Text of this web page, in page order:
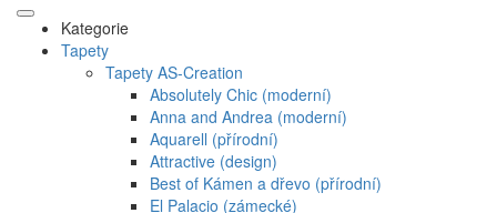
Kategorie
Tapety
Tapety AS-Creation
Absolutely Chic (moderní)
Anna and Andrea (moderní)
Aquarell (přírodní)
Attractive (design)
Best of Kámen a dřevo (přírodní)
El Palacio (zámecké)